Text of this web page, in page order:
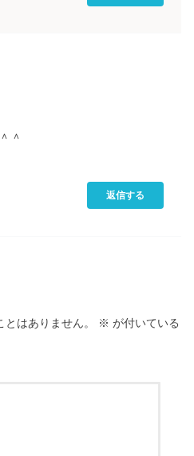
＾
返信する
はありません。 ※ が付いている